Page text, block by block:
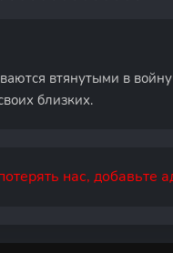
втянутыми в
близких.
нас, добавьте